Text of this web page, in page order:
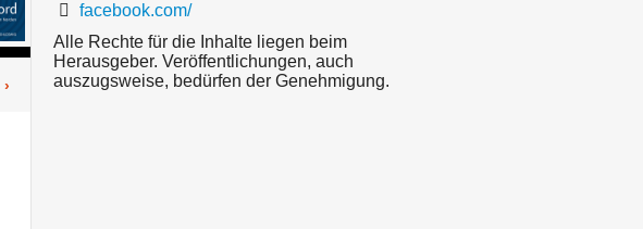
›
facebook.com/
Alle Rechte für die Inhalte liegen beim
Herausgeber. Veröffentlichungen, auch
auszugsweise, bedürfen der Genehmigung.